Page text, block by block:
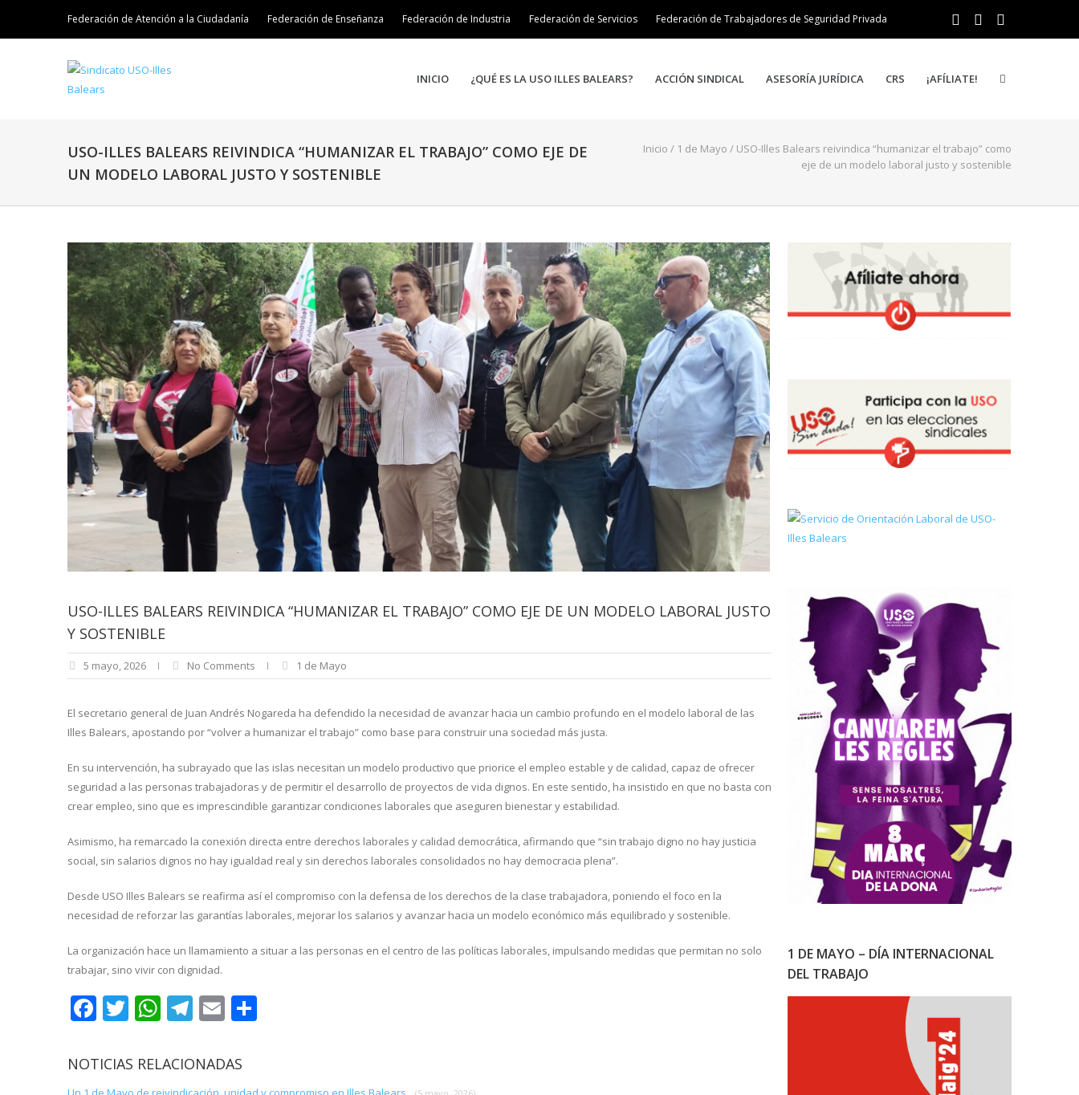
Federación de Atención a la Ciudadanía Federación de Enseñanza Federación de Industria Federación de Servicios Federación de Trabajadores de Seguridad Privada
INICIO ¿QUÉ ES LA USO ILLES BALEARS? ACCIÓN SINDICAL ASESORÍA JURÍDICA CRS ¡AFÍLIATE!
USO-ILLES BALEARS REIVINDICA “HUMANIZAR EL TRABAJO” COMO EJE DE
UN MODELO LABORAL JUSTO Y SOSTENIBLE
Inicio / 1 de Mayo / USO-Illes Balears reivindica “humanizar el trabajo” como
eje de un modelo laboral justo y sostenible
USO-ILLES BALEARS REIVINDICA “HUMANIZAR EL TRABAJO” COMO EJE DE UN MODELO LABORAL JUSTO
Y SOSTENIBLE
5 mayo, 2026 No Comments 1 de Mayo
El secretario general de Juan Andrés Nogareda ha defendido la necesidad de avanzar hacia un cambio profundo en el modelo laboral de las
Illes Balears, apostando por “volver a humanizar el trabajo” como base para construir una sociedad más justa.
En su intervención, ha subrayado que las islas necesitan un modelo productivo que priorice el empleo estable y de calidad, capaz de ofrecer
seguridad a las personas trabajadoras y de permitir el desarrollo de proyectos de vida dignos. En este sentido, ha insistido en que no basta con
crear empleo, sino que es imprescindible garantizar condiciones laborales que aseguren bienestar y estabilidad.
Asimismo, ha remarcado la conexión directa entre derechos laborales y calidad democrática, afirmando que “sin trabajo digno no hay justicia
social, sin salarios dignos no hay igualdad real y sin derechos laborales consolidados no hay democracia plena”.
Desde USO Illes Balears se reafirma así el compromiso con la defensa de los derechos de la clase trabajadora, poniendo el foco en la
necesidad de reforzar las garantías laborales, mejorar los salarios y avanzar hacia un modelo económico más equilibrado y sostenible.
La organización hace un llamamiento a situar a las personas en el centro de las políticas laborales, impulsando medidas que permitan no solo
trabajar, sino vivir con dignidad.
Facebook
Twitter
WhatsApp
Telegram
Email
NOTICIAS RELACIONADAS
1 DE MAYO – DÍA INTERNACIONAL
DEL TRABAJO